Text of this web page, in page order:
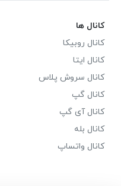
کانال ها
کانال روبیکا
کانال ایتا
کانال سروش پلاس
کانال گپ
کانال آی گپ
کانال بله
کانال واتساپ